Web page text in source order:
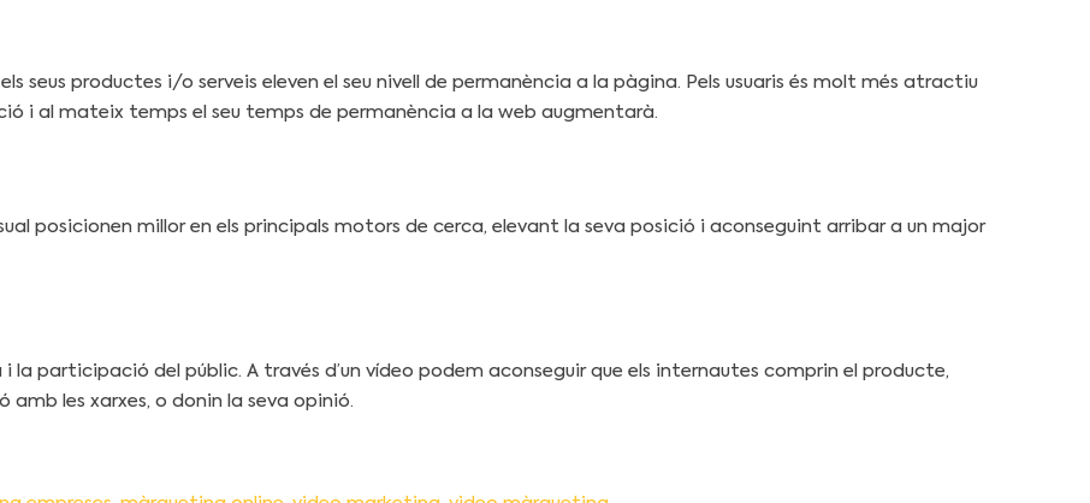
seus productes i/o serveis eleven el seu nivell de permanència a la pàgina. Pels usuaris és molt més atractiu
i al mateix temps el seu temps de permanència a la web augmentarà.
posicionen millor en els principals motors de cerca, elevant la seva posició i aconseguint arribar a un major
i la participació del públic. A través d’un vídeo podem aconseguir que els internautes comprin el producte,
les xarxes, o donin la seva opinió.